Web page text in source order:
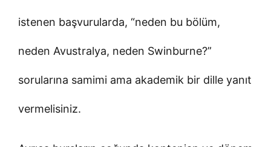
istenen başvurularda, “neden bu bölüm,
neden Avustralya, neden Swinburne?”
sorularına samimi ama akademik bir dille yanıt
vermelisiniz.